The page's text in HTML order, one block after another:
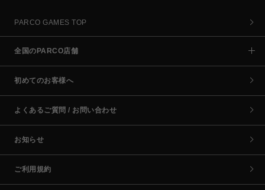
PARCO GAMES TOP
全国のPARCO店舗
初めてのお客様へ
よくあるご質問 / お問い合わせ
お知らせ
ご利用規約